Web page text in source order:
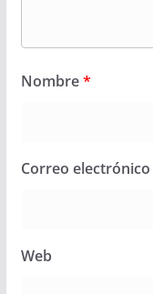
Nombre*
Correo electrónico
Web